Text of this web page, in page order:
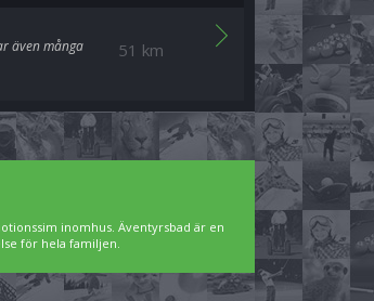
51 km
även många
inomhus. Äventyrsbad är en
för hela familjen.